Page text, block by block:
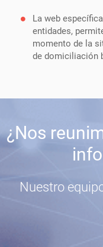
La web
entidades,
momento de la
de domiciliación
¿Nos
Nuestro